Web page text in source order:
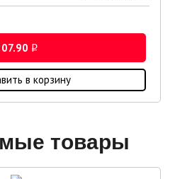
i
в корзину
товары